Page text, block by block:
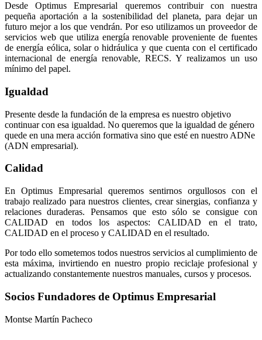
Desde Optimus Empresarial queremos contribuir con nuestra
pequeña aportación a la sostenibilidad del planeta, para dejar un
futuro mejor a los que vendrán. Por eso utilizamos un proveedor de
servicios web que utiliza energía renovable proveniente de fuentes
de energía eólica, solar o hidráulica y que cuenta con el certificado
internacional de energía renovable, RECS. Y realizamos un uso
mínimo del papel.
Igualdad
Presente desde la fundación de la empresa es nuestro objetivo
continuar con esa igualdad. No queremos que la igualdad de género
quede en una mera acción formativa sino que esté en nuestro ADNe
(ADN empresarial).
Calidad
En Optimus Empresarial queremos sentirnos orgullosos con el
trabajo realizado para nuestros clientes, crear sinergias, confianza y
relaciones duraderas. Pensamos que esto sólo se consigue con
CALIDAD en todos los aspectos: CALIDAD en el trato,
CALIDAD en el proceso y CALIDAD en el resultado.
Por todo ello sometemos todos nuestros servicios al cumplimiento de
esta máxima, invirtiendo en nuestro propio reciclaje profesional y
actualizando constantemente nuestros manuales, cursos y procesos.
Socios Fundadores de Optimus Empresarial
Montse Martín Pacheco